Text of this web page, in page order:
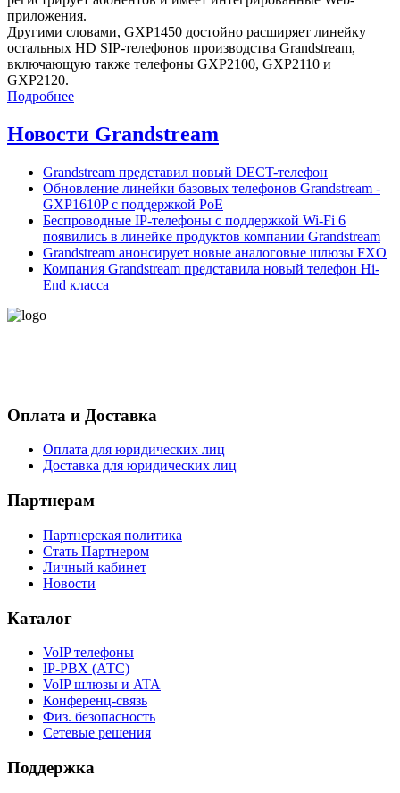
приложения.
Другими словами, GXP1450 достойно расширяет линейку
остальных HD SIP-телефонов производства Grandstream,
включающую также телефоны GXP2100, GXP2110 и
GXP2120.
Подробнее
Новости Grandstream
Grandstream представил новый DECT-телефон
Обновление линейки базовых телефонов Grandstream -
GXP1610P с поддержкой PoE
Беспроводные IP-телефоны с поддержкой Wi-Fi 6
появились в линейке продуктов компании Grandstream
Grandstream анонсирует новые аналоговые шлюзы FXO
Компания Grandstream представила новый телефон Hi-
End класса
Оплата и Доставка
Оплата для юридических лиц
Доставка для юридических лиц
Партнерам
Партнерская политика
Стать Партнером
Личный кабинет
Новости
Каталог
VoIP телефоны
IP-PBX (АТС)
VoIP шлюзы и ATA
Конференц-связь
Физ. безопасность
Сетевые решения
Поддержка